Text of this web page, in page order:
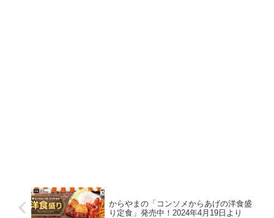
からやまの「コンソメからあげの洋食盛
り定食」発売中！2024年4月19日より